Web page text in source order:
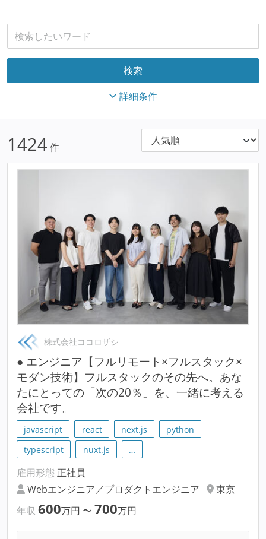
詳細条件
1424 件
株式会社ココロザシ
● エンジニア【フルリモート×フルスタック×
モダン技術】フルスタックのその先へ。あな
たにとっての「次の20％」を、一緒に考える
会社です。
javascript react next.js
python
typescript
nuxt.js …
雇用形態 正社員
Webエンジニア／プロダクトエンジニア
東京
年収 600万円 〜 700万円